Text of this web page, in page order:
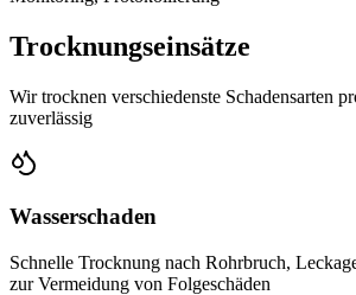
Trocknungseinsätze
Wir trocknen verschiedenste Schadensarten
zuverlässig
Wasserschaden
Schnelle Trocknung nach Rohrbruch,
zur Vermeidung von Folgeschäden